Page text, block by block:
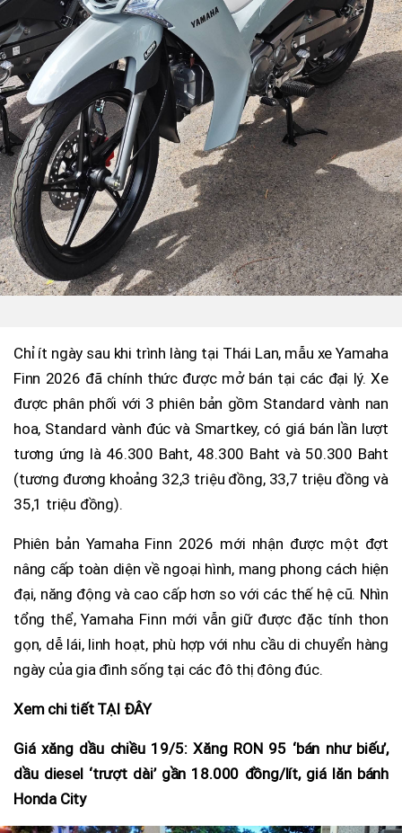
Chỉ ít ngày sau khi trình làng tại Thái Lan, mẫu xe Yamaha
Finn 2026 đã chính thức được mở bán tại các đại lý. Xe
được phân phối với 3 phiên bản gồm Standard vành nan
hoa, Standard vành đúc và Smartkey, có giá bán lần lượt
tương ứng là 46.300 Baht, 48.300 Baht và 50.300 Baht
(tương đương khoảng 32,3 triệu đồng, 33,7 triệu đồng và
35,1 triệu đồng).
Phiên bản Yamaha Finn 2026 mới nhận được một đợt
nâng cấp toàn diện về ngoại hình, mang phong cách hiện
đại, năng động và cao cấp hơn so với các thế hệ cũ. Nhìn
tổng thể, Yamaha Finn mới vẫn giữ được đặc tính thon
gọn, dễ lái, linh hoạt, phù hợp với nhu cầu di chuyển hàng
ngày của gia đình sống tại các đô thị đông đúc.
Xem chi tiết TẠI ĐÂY
Giá xăng dầu chiều 19/5: Xăng RON 95 ‘bán như biếu’,
dầu diesel ‘trượt dài’ gần 18.000 đồng/lít, giá lăn bánh
Honda City